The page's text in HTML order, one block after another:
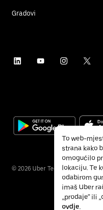
Gradovi
© 2026 Uber Technologies Inc.
To web-
strana kako
omogućilo
lokaciju. Te
odabirom
imaš Uber
„prodaje” ili
ovdje.